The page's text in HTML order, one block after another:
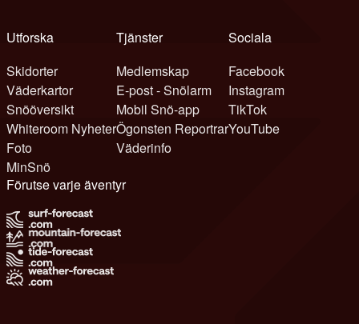
Utforska
Skidorter
Väderkartor
Snööversikt
Whiteroom Nyheter
Foto
MinSnö
Tjänster
Medlemskap
E-post - Snölarm
Mobil Snö-app
Ögonsten Reportrar
Väderinfo
Sociala
Facebook
Instagram
TikTok
YouTube
Förutse varje äventyr